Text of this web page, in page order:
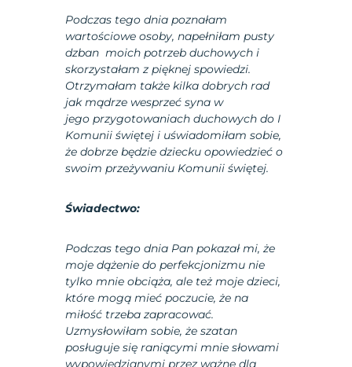
Podczas tego dnia poznałam
wartościowe osoby, napełniłam pusty
dzban moich potrzeb duchowych i
skorzystałam z pięknej spowiedzi.
Otrzymałam także kilka dobrych rad
jak mądrze wesprzeć syna w
jego przygotowaniach duchowych do I
Komunii świętej i uświadomiłam sobie,
że dobrze będzie dziecku opowiedzieć o
swoim przeżywaniu Komunii świętej.
Świadectwo:
Podczas tego dnia Pan pokazał mi, że
moje dążenie do perfekcjonizmu nie
tylko mnie obciąża, ale też moje dzieci,
które mogą mieć poczucie, że na
miłość trzeba zapracować.
Uzmysłowiłam sobie, że szatan
posługuje się raniącymi mnie słowami
wypowiedzianymi przez ważne dla